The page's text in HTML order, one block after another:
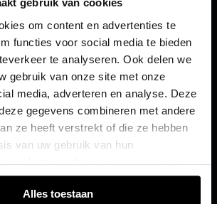
gebruik van cookies
om content en advertenties te
functies voor social media te bieden
te analyseren. Ook delen we
gebruik van onze site met onze
media, adverteren en analyse. Deze
gegevens combineren met andere
ze heeft verstrekt of die ze hebben
van uw gebruik van hun
u inlogt, worden uw gegevens van
of browsers samengevoegd via
login-ID.
Alles toestaan
0
1
2
3
4
km
actieradius is gebaseerd op